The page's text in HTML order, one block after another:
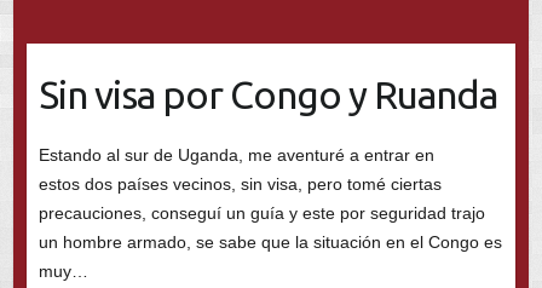
Sin visa por Congo y Ruanda
Estando al sur de Uganda, me aventuré a entrar en
estos dos países vecinos, sin visa, pero tomé ciertas
precauciones, conseguí un guía y este por seguridad trajo
un hombre armado, se sabe que la situación en el Congo es
muy…